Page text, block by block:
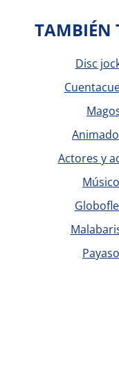
TAMBIÉN
Disc
Actores y